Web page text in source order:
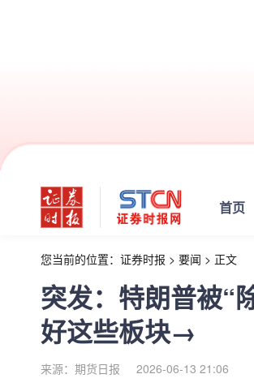
首页
您当前的位置： 证券时报 > 要闻 > 正文
突发：特朗普被“
好这些板块→
来源：期货日报 2026-06-13 21:06